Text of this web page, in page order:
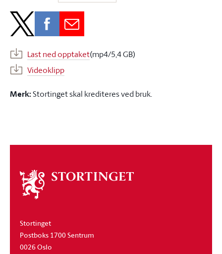
Last ned opptaket(mp4/5,4 GB)
Videoklipp
Merk:Stortinget skal krediteres ved bruk.
Om
stortinget
Stortinget
Postboks 1700 Sentrum
0026 Oslo